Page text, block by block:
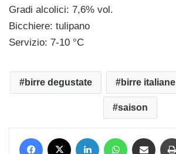
Gradi alcolici: 7,6% vol.
Bicchiere: tulipano
Servizio: 7-10 °C
birre degustate birre italiane
saison
Facebook LinkedIn WhatsApp Condividi via mail